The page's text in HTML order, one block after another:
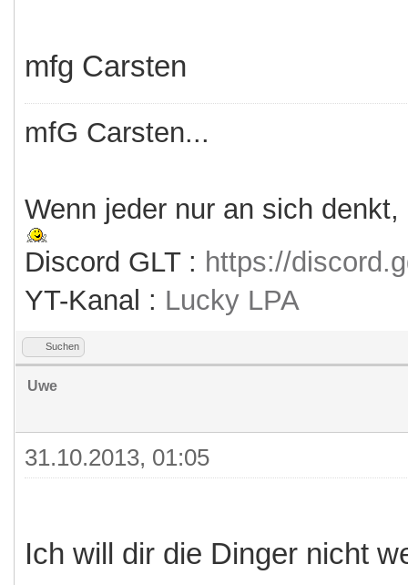
mfg Carsten
mfG Carsten...
Wenn jeder nur an sich
Discord GLT : https://
YT-Kanal : Lucky LPA
Suchen
Uwe
31.10.2013, 01:05
Ich will dir die Dinger nicht